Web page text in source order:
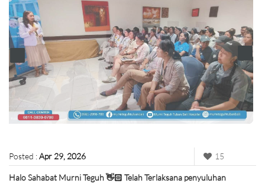
Posted :Apr 29, 2026 15
Halo Sahabat Murni Teguh 👋🏻 Telah Terlaksana penyuluhan